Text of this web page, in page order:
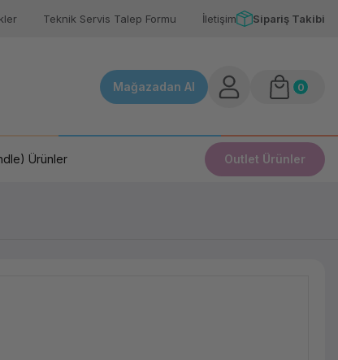
Teknik Servis Talep Formu İletişim Sipariş Takibi
Mağazadan Al 0
Ürünler Outlet Ürünler